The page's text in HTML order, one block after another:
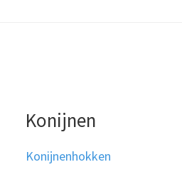
Konijnen
Konijnenhokken